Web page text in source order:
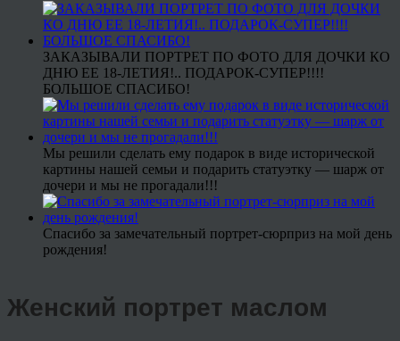
ЗАКАЗЫВАЛИ ПОРТРЕТ ПО ФОТО ДЛЯ ДОЧКИ КО
ДНЮ ЕЕ 18-ЛЕТИЯ!.. ПОДАРОК-СУПЕР!!!!
БОЛЬШОЕ СПАСИБО!
Мы решили сделать ему подарок в виде исторической
картины нашей семьи и подарить статуэтку — шарж от
дочери и мы не прогадали!!!
Спасибо за замечательный портрет-сюрприз на мой день
рождения!
Женский портрет маслом